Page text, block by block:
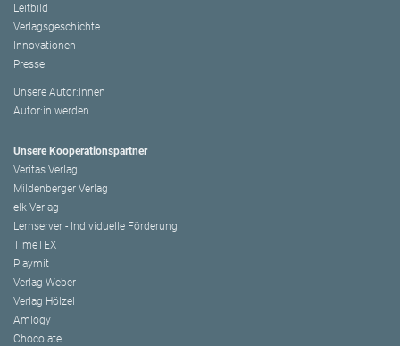
Leitbild
Verlagsgeschichte
Innovationen
Presse
Unsere Autor:innen
Autor:in werden
Unsere Kooperationspartner
Veritas Verlag
Mildenberger Verlag
elk Verlag
Lernserver - Individuelle Förderung
TimeTEX
Playmit
Verlag Weber
Verlag Hölzel
Amlogy
Chocolate